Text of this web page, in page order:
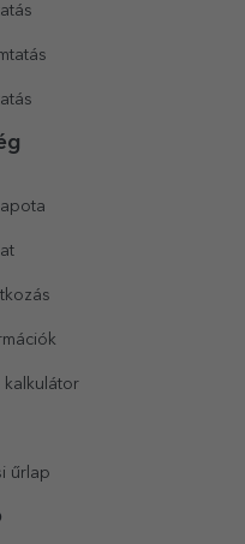
kalkulátor
űrlap